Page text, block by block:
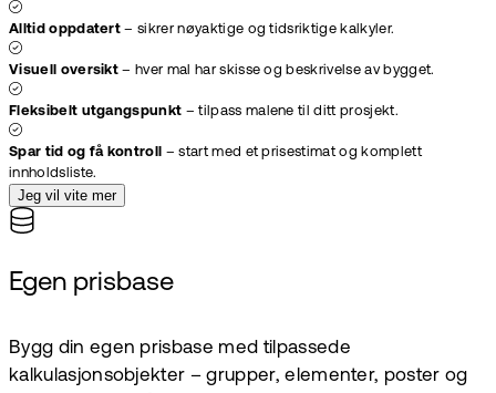
Alltid oppdatert – sikrer nøyaktige og tidsriktige kalkyler.
Visuell oversikt – hver mal har skisse og beskrivelse av bygget.
Fleksibelt utgangspunkt – tilpass malene til ditt prosjekt.
Spar tid og få kontroll
– start med et prisestimat og komplett
innholdsliste.
Jeg vil vite mer
Egen prisbase
Bygg din egen prisbase med tilpassede
kalkulasjonsobjekter – grupper, elementer, poster og